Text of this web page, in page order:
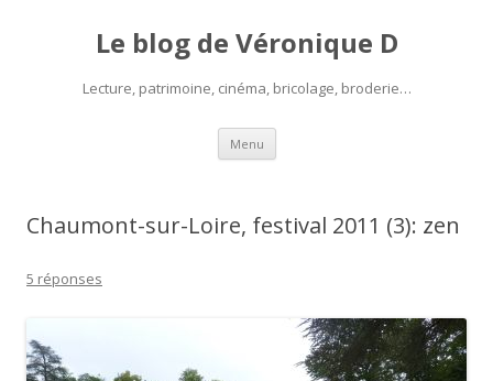
Le blog de Véronique D
Lecture, patrimoine, cinéma, bricolage, broderie…
Menu Aller
contenu
Chaumont-sur-Loire, festival 2011 (3): zen
5 réponses